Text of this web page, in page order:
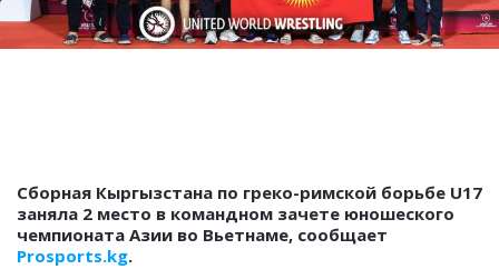
Сборная Кыргызстана по греко-римской борьбе U17
заняла 2 место в командном зачете юношеского
чемпионата Азии во Вьетнаме, сообщает
Prosports.kg.